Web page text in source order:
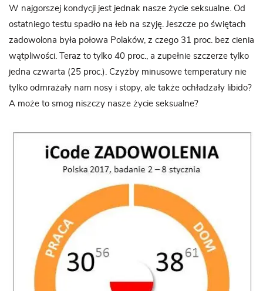
W najgorszej kondycji jest jednak nasze życie seksualne. Od
ostatniego testu spadło na łeb na szyję. Jeszcze po świętach
zadowolona była połowa Polaków, z czego 31 proc. bez cienia
wątpliwości. Teraz to tylko 40 proc., a zupełnie szczerze tylko
jedna czwarta (25 proc.). Czyżby minusowe temperatury nie
tylko odmrażały nam nosy i stopy, ale także ochładzały libido?
A może to smog niszczy nasze życie seksualne?